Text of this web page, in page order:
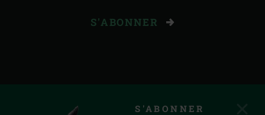
S'ABONNER
S'ABONNER